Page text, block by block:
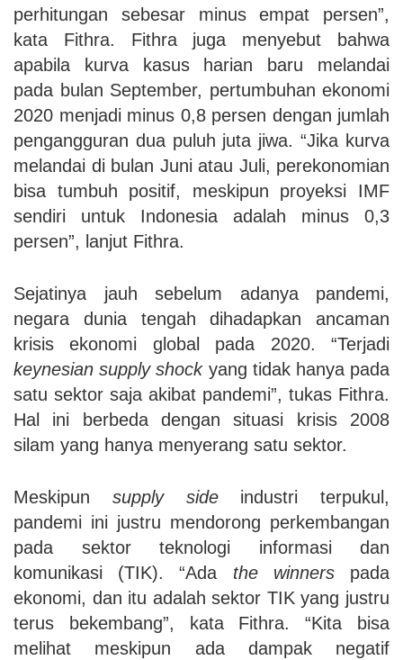
perhitungan sebesar minus empat persen”,
kata Fithra. Fithra juga menyebut bahwa
apabila kurva kasus harian baru melandai
pada bulan September, pertumbuhan ekonomi
2020 menjadi minus 0,8 persen dengan jumlah
pengangguran dua puluh juta jiwa. “Jika kurva
melandai di bulan Juni atau Juli, perekonomian
bisa tumbuh positif, meskipun proyeksi IMF
sendiri untuk Indonesia adalah minus 0,3
persen”, lanjut Fithra.
Sejatinya jauh sebelum adanya pandemi,
negara dunia tengah dihadapkan ancaman
krisis ekonomi global pada 2020. “Terjadi
keynesian supply shock yang tidak hanya pada
satu sektor saja akibat pandemi”, tukas Fithra.
Hal ini berbeda dengan situasi krisis 2008
silam yang hanya menyerang satu sektor.
Meskipun supply side industri terpukul,
pandemi ini justru mendorong perkembangan
pada sektor teknologi informasi dan
komunikasi (TIK). “Ada the winnerspada
ekonomi, dan itu adalah sektor TIK yang justru
terus bekembang”, kata Fithra. “Kita bisa
melihat meskipun ada dampak negatif